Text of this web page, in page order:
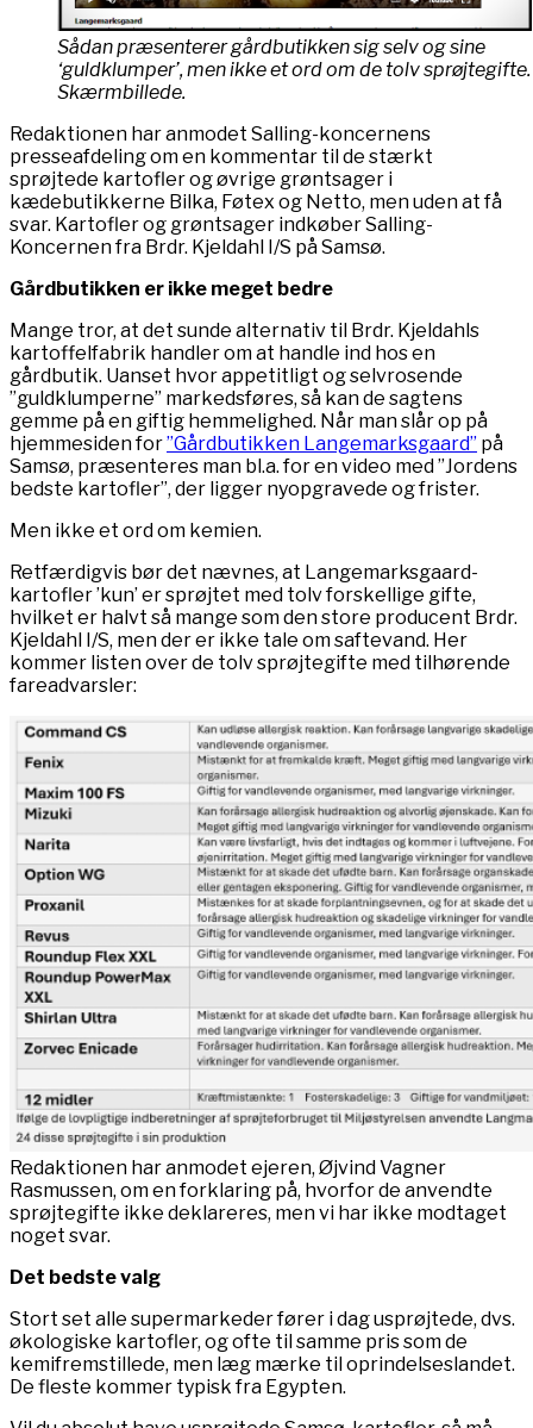
Sådan præsenterer gårdbutikken sig selv og sine
‘guldklumper’, men ikke et ord om de tolv sprøjtegifte.
Skærmbillede.
Redaktionen har anmodet Salling-koncernens
presseafdeling om en kommentar til de stærkt
sprøjtede kartofler og øvrige grøntsager i
kædebutikkerne Bilka, Føtex og Netto, men uden at få
svar. Kartofler og grøntsager indkøber Salling-
Koncernen fra Brdr. Kjeldahl I/S på Samsø.
Gårdbutikken er ikke meget bedre
Mange tror, at det sunde alternativ til Brdr. Kjeldahls
kartoffelfabrik handler om at handle ind hos en
gårdbutik. Uanset hvor appetitligt og selvrosende
”guldklumperne” markedsføres, så kan de sagtens
gemme på en giftig hemmelighed. Når man slår op på
hjemmesiden for”Gårdbutikken Langemarksgaard” på
Samsø, præsenteres man bl.a. for en video med ”Jordens
bedste kartofler”, der ligger nyopgravede og frister.
Men ikke et ord om kemien.
Retfærdigvis bør det nævnes, at Langemarksgaard-
kartofler ’kun’ er sprøjtet med tolv forskellige gifte,
hvilket er halvt så mange som den store producent Brdr.
Kjeldahl I/S, men der er ikke tale om saftevand. Her
kommer listen over de tolv sprøjtegifte med tilhørende
fareadvarsler:
Redaktionen har anmodet ejeren, Øjvind Vagner
Rasmussen, om en forklaring på, hvorfor de anvendte
sprøjtegifte ikke deklareres, men vi har ikke modtaget
noget svar.
Det bedste valg
Stort set alle supermarkeder fører i dag usprøjtede, dvs.
økologiske kartofler, og ofte til samme pris som de
kemifremstillede, men læg mærke til oprindelseslandet.
De fleste kommer typisk fra Egypten.